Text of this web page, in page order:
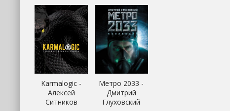
Karmalogic -
Алексей
Ситников
Метро 2033 -
Дмитрий
Глуховский